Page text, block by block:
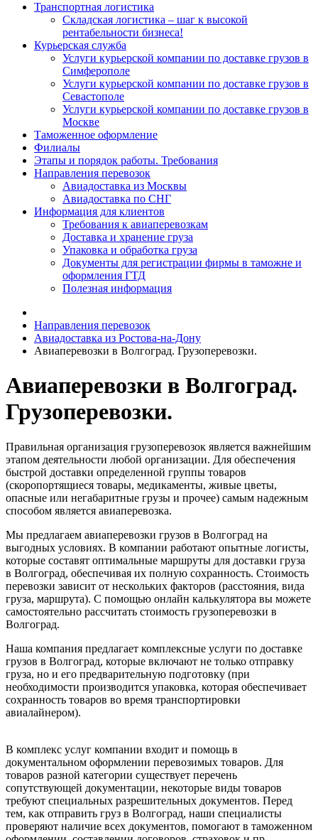
Транспортная логистика
Складская логистика – шаг к высокой
рентабельности бизнеса!
Курьерская служба
Услуги курьерской компании по доставке грузов в
Симферополе
Услуги курьерской компании по доставке грузов в
Севастополе
Услуги курьерской компании по доставке грузов в
Москве
Таможенное оформление
Филиалы
Этапы и порядок работы. Требования
Направления перевозок
Авиадоставка из Москвы
Авиадоставка по СНГ
Информация для клиентов
Требования к авиаперевозкам
Доставка и хранение груза
Упаковка и обработка груза
Документы для регистрации фирмы в таможне и
оформления ГТД
Полезная информация
Направления перевозок
Авиадоставка из Ростова-на-Дону
Авиаперевозки в Волгоград. Грузоперевозки.
Авиаперевозки в Волгоград.
Грузоперевозки.
Правильная организация грузоперевозок является важнейшим
этапом деятельности любой организации. Для обеспечения
быстрой доставки определенной группы товаров
(скоропортящиеся товары, медикаменты, живые цветы,
опасные или негабаритные грузы и прочее) самым надежным
способом является авиаперевозка.
Мы предлагаем авиаперевозки грузов в Волгоград на
выгодных условиях. В компании работают опытные логисты,
которые составят оптимальные маршруты для доставки груза
в Волгоград, обеспечивая их полную сохранность. Стоимость
перевозки зависит от нескольких факторов (расстояния, вида
груза, маршрута). С помощью онлайн калькулятора вы можете
самостоятельно рассчитать стоимость грузоперевозки в
Волгоград.
Наша компания предлагает комплексные услуги по доставке
грузов в Волгоград, которые включают не только отправку
груза, но и его предварительную подготовку (при
необходимости производится упаковка, которая обеспечивает
сохранность товаров во время транспортировки
авиалайнером).
В комплекс услуг компании входит и помощь в
документальном оформлении перевозимых товаров. Для
товаров разной категории существует перечень
сопутствующей документации, некоторые виды товаров
требуют специальных разрешительных документов. Перед
тем, как отправить груз в Волгоград, наши специалисты
проверяют наличие всех документов, помогают в таможенном